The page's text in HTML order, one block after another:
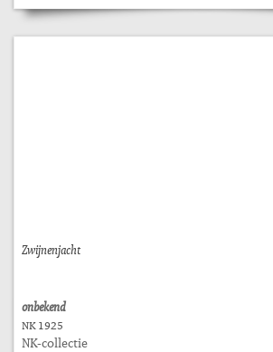
Zwijnenjacht
onbekend
NK 1925
NK-collectie